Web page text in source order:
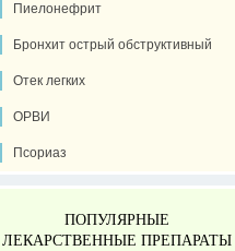
Пиелонефрит
Бронхит острый обструктивный
Отек легких
ОРВИ
Псориаз
ПОПУЛЯРНЫЕ
ЛЕКАРСТВЕННЫЕ ПРЕПАРАТЫ